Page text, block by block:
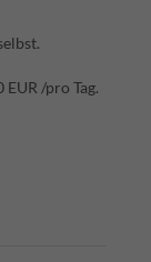
/pro Tag.